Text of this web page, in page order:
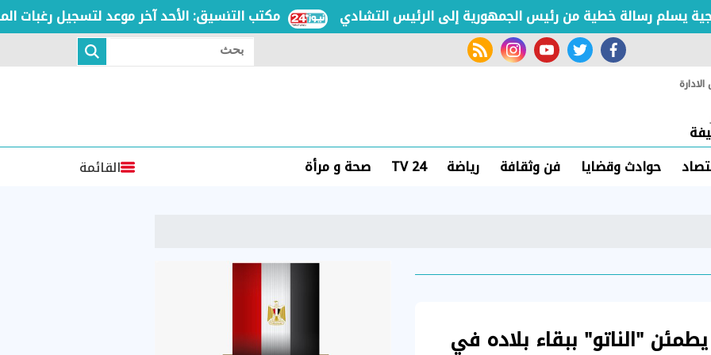
مكتب التنسيق: الأحد آخر موعد لتسجيل رغبات يسلم رسالة خطية من رئيس الجمهورية إلى الرئيس التشادي
facebook
twitter
youtube
instagram
rss feed
بحث
حوادث وقضايا فن وثقافة رياضة TV 24 صحة و مرأة القائمة
"الناتو" ببقاء بلاده في